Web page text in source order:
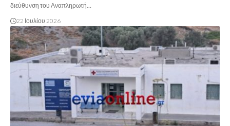
διεύθυνση του Αναπληρωτή…
22 Ιουλίου 2026